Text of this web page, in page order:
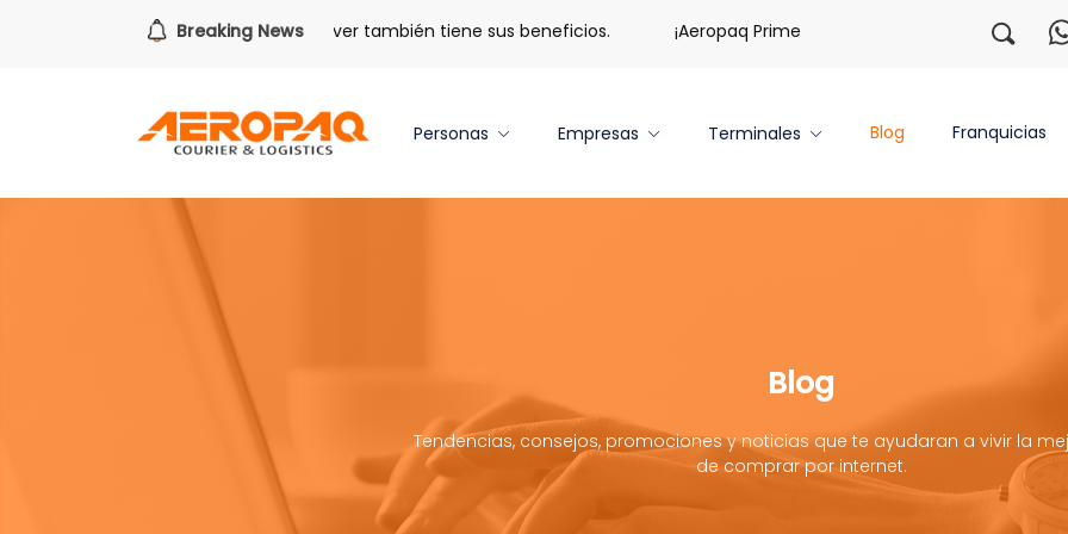
Breaking News
todo lo que viene. Volver también tiene sus beneficios. ¡Aeropaq Prime TE DA MÁS! ¡Regístrate con
Personas Empresas Terminales Blog Franquicias
Blog
Tendencias, consejos, promociones y noticias que te ayudaran a vivir la
de comprar por internet.